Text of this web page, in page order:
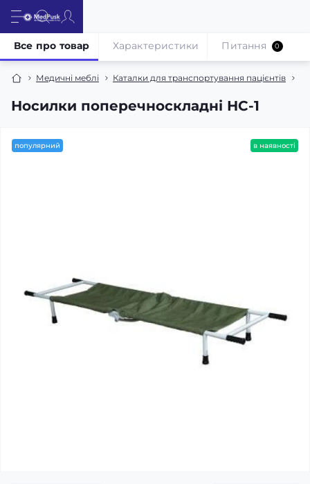
Медичні меблі Каталки для транспортування пацієнтів
Носилки поперечноскладні НС-1
Все про товар Характеристики Питання 0
популярний в наявності